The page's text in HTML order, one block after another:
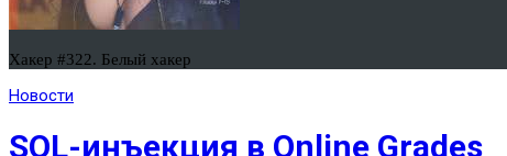
Хакер #322. Белый хакер
Новости
SQL-инъекция в Online Grades